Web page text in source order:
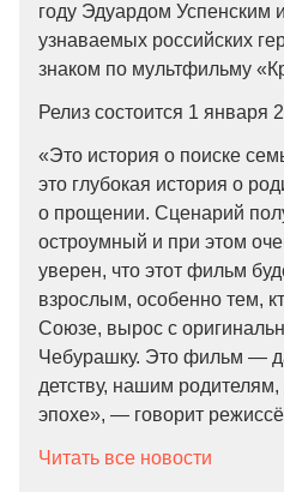
году Эдуардом Успенским
узнаваемых российских
знаком по мультфильму
Релиз состоится 1 января
«Это история о поиске
это глубокая история о
о прощении. Сценарий
остроумный и при этом
уверен, что этот фильм
взрослым, особенно тем,
Союзе, вырос с
Чебурашку. Это фильм —
детству, нашим
эпохе», — говорит
Читать все новости